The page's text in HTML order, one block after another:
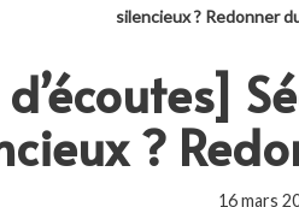
silencieux ? Redonner
?
16 mars